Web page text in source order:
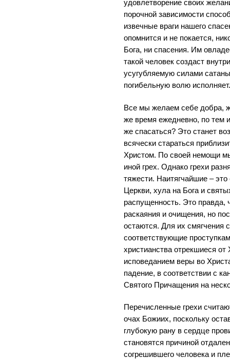
удовлетворение своих
порочной зависимости
извечные враги нашего
опомнится и не покается,
Бога, ни спасения. Им
такой человек создаст
усугубляемую силами
погибельную волю
Все мы желаем себе добра,
же время ежедневно, по тем
же спасаться? Это станет
всячески стараться
Христом. По своей немощи
иной грех. Однако грехи
тяжести. Наитягчайшие –
Церкви, хула на Бога и
распущенность. Это правда,
раскаяния и очищения, но
остаются. Для их смягчения
соответствующие
христианства отрекшиеся
исповеданием веры во
падение, в соответствии с
Святого Причащения на
Перечисленные грехи
очах Божиих, поскольку
глубокую рану в сердце
становятся причиной
согрешившего человека и